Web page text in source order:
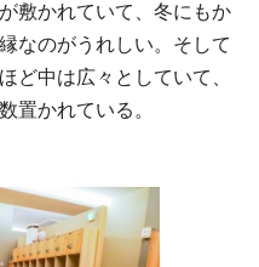
敷かれていて、冬にもか
なのがうれしい。そして
ど中は広々としていて、
置かれている。